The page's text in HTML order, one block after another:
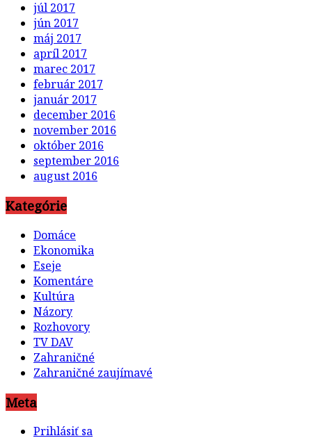
júl 2017
jún 2017
máj 2017
apríl 2017
marec 2017
február 2017
január 2017
december 2016
november 2016
október 2016
september 2016
august 2016
Kategórie
Domáce
Ekonomika
Eseje
Komentáre
Kultúra
Názory
Rozhovory
TV DAV
Zahraničné
Zahraničné zaujímavé
Meta
Prihlásiť sa